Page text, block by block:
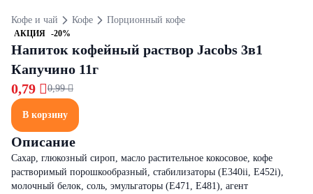
Кофе и чай Кофе Порционный кофе
АКЦИЯ -20%
Напиток кофейный раствор Jacobs 3в1
Капучино 11г
0,79 0,99 
В корзину
Описание
Сахар, глюкозный сироп, масло растительное кокосовое, кофе
растворимый порошкообразный, стабилизаторы (Е340ii, Е452i),
молочный белок, соль, эмульгаторы (Е471, Е481), агент